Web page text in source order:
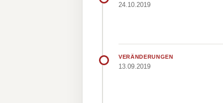
24.10.2019
VERÄNDERUNGEN
13.09.2019